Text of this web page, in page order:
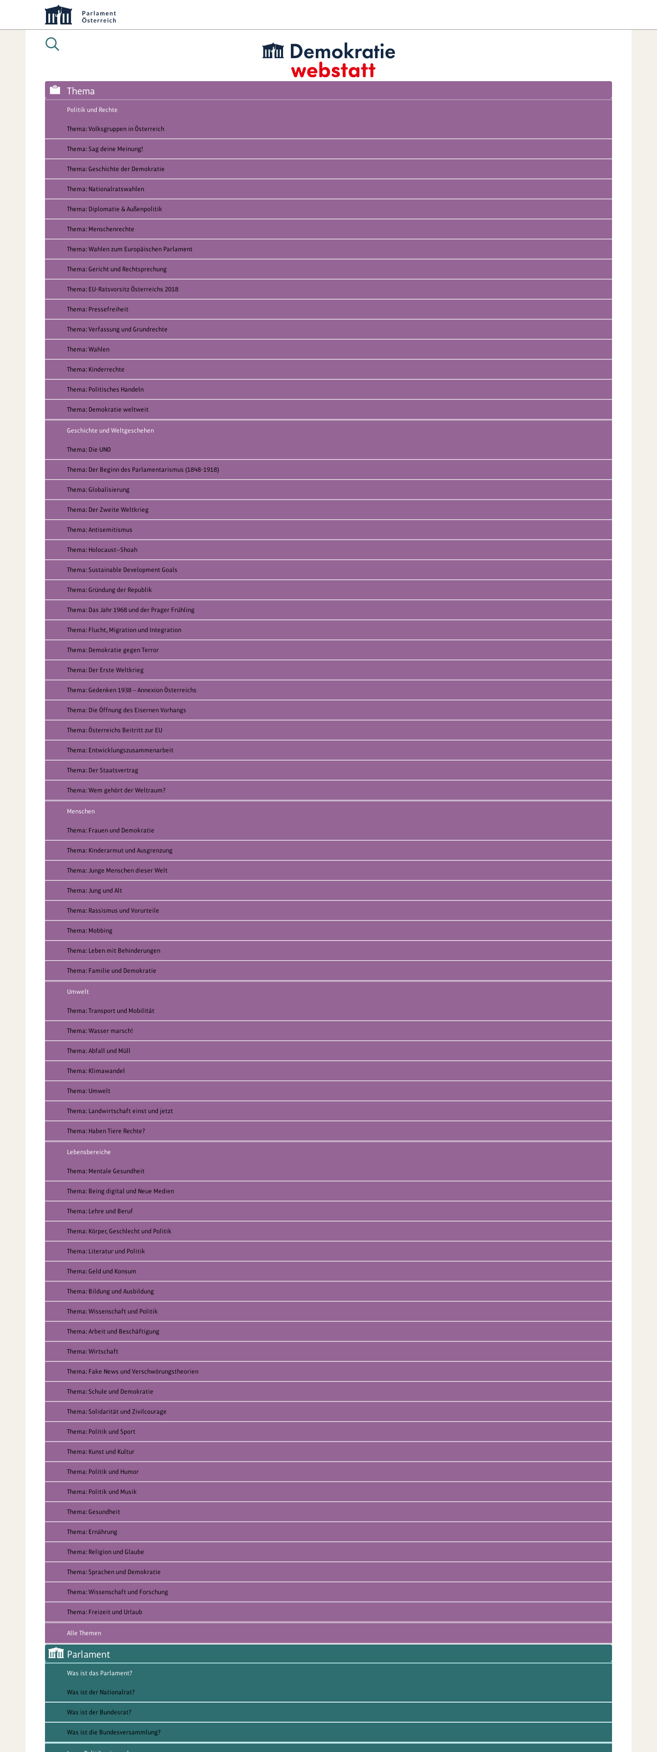
Thema
Politik und Rechte
Thema: Volksgruppen in Österreich
Thema: Sag deine Meinung!
Thema: Geschichte der Demokratie
Thema: Nationalratswahlen
Thema: Diplomatie & Außenpolitik
Thema: Menschenrechte
Thema: Wahlen zum Europäischen Parlament
Thema: Gericht und Rechtsprechung
Thema: EU-Ratsvorsitz Österreichs 2018
Thema: Pressefreiheit
Thema: Verfassung und Grundrechte
Thema: Wahlen
Thema: Kinderrechte
Thema: Politisches Handeln
Thema: Demokratie weltweit
Geschichte und Weltgeschehen
Thema: Die UNO
Thema: Der Beginn des Parlamentarismus (1848-1918)
Thema: Globalisierung
Thema: Der Zweite Weltkrieg
Thema: Antisemitismus
Thema: Holocaust—Shoah
Thema: Sustainable Development Goals
Thema: Gründung der Republik
Thema: Das Jahr 1968 und der Prager Frühling
Thema: Flucht, Migration und Integration
Thema: Demokratie gegen Terror
Thema: Der Erste Weltkrieg
Thema: Gedenken 1938 – Annexion Österreichs
Thema: Die Öffnung des Eisernen Vorhangs
Thema: Österreichs Beitritt zur EU
Thema: Entwicklungszusammenarbeit
Thema: Der Staatsvertrag
Thema: Wem gehört der Weltraum?
Menschen
Thema: Frauen und Demokratie
Thema: Kinderarmut und Ausgrenzung
Thema: Junge Menschen dieser Welt
Thema: Jung und Alt
Thema: Rassismus und Vorurteile
Thema: Mobbing
Thema: Leben mit Behinderungen
Thema: Familie und Demokratie
Umwelt
Thema: Transport und Mobilität
Thema: Wasser marsch!
Thema: Abfall und Müll
Thema: Klimawandel
Thema: Umwelt
Thema: Landwirtschaft einst und jetzt
Thema: Haben Tiere Rechte?
Lebensbereiche
Thema: Mentale Gesundheit
Thema: Being digital und Neue Medien
Thema: Lehre und Beruf
Thema: Körper, Geschlecht und Politik
Thema: Literatur und Politik
Thema: Geld und Konsum
Thema: Bildung und Ausbildung
Thema: Wissenschaft und Politik
Thema: Arbeit und Beschäftigung
Thema: Wirtschaft
Thema: Fake News und Verschwörungstheorien
Thema: Schule und Demokratie
Thema: Solidarität und Zivilcourage
Thema: Politik und Sport
Thema: Kunst und Kultur
Thema: Politik und Humor
Thema: Politik und Musik
Thema: Gesundheit
Thema: Ernährung
Thema: Religion und Glaube
Thema: Sprachen und Demokratie
Thema: Wissenschaft und Forschung
Thema: Freizeit und Urlaub
Alle Themen
Parlament
Was ist das Parlament?
Was ist der Nationalrat?
Was ist der Bundesrat?
Was ist die Bundesversammlung?